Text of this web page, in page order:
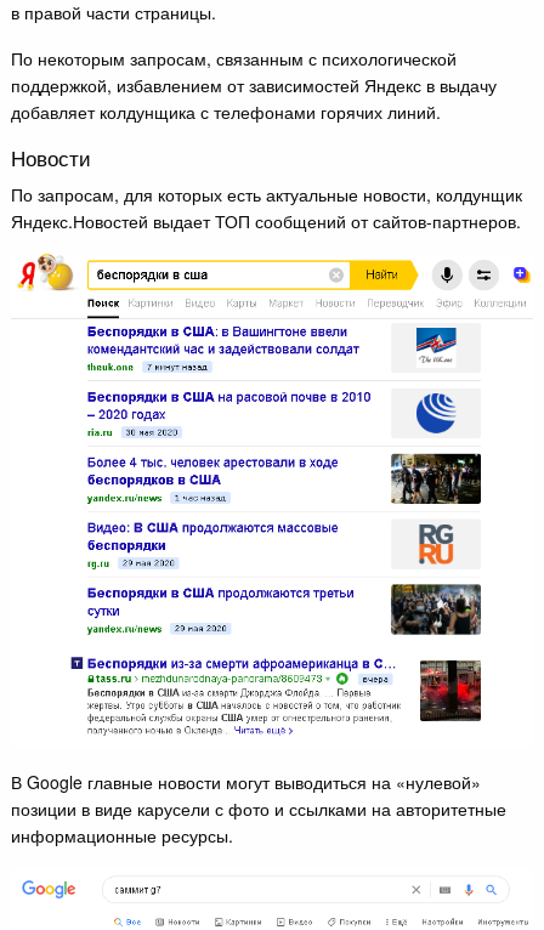
в правой части страницы.
По некоторым запросам, связанным с психологической
поддержкой, избавлением от зависимостей Яндекс в выдачу
добавляет колдунщика с телефонами горячих линий.
Новости
По запросам, для которых есть актуальные новости, колдунщик
Яндекс.Новостей выдает ТОП сообщений от сайтов-партнеров.
В Google главные новости могут выводиться на «нулевой»
позиции в виде карусели с фото и ссылками на авторитетные
информационные ресурсы.